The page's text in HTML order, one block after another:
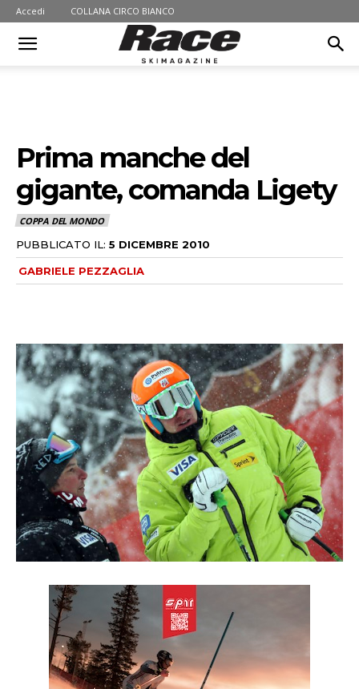
Accedi COLLANA CIRCO BIANCO
Prima manche del
gigante, comanda Ligety
COPPA DEL MONDO
PUBBLICATO IL: 5 DICEMBRE 2010
GABRIELE PEZZAGLIA